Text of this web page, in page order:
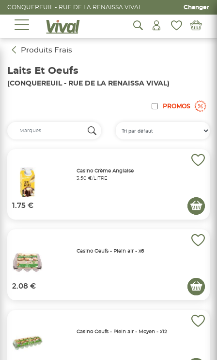
CONQUEREUIL - RUE DE LA RENAISSA VIVAL Changer
Produits Frais
Laits Et Oeufs
(CONQUEREUIL - RUE DE LA RENAISSA VIVAL)
PROMOS
Casino Crème Anglaise
3,50 €/LITRE
1.75 €
Casino Oeufs - Plein air - x6
2.08 €
Casino Oeufs - Plein air - Moyen - x12